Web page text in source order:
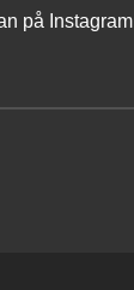
på Instagram